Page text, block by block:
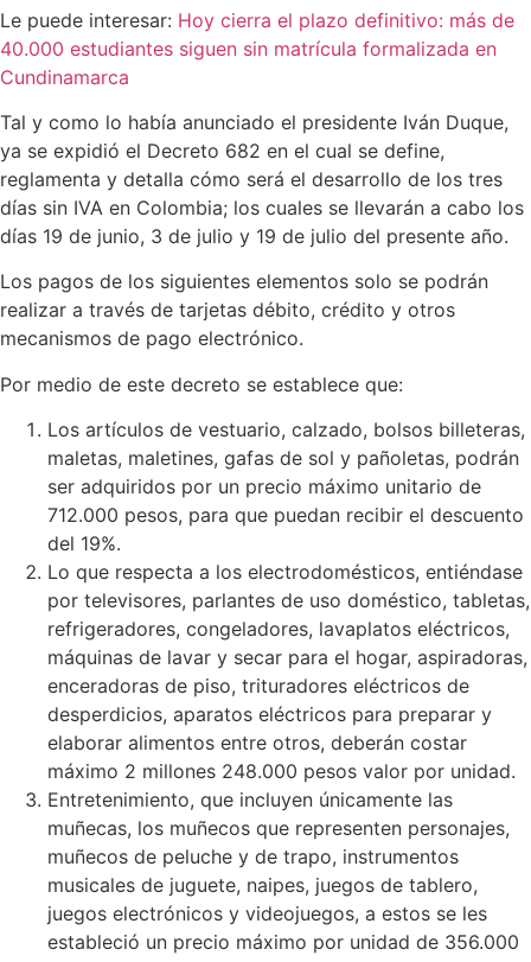
Le puede interesar: Hoy cierra el plazo definitivo: más de
40.000 estudiantes siguen sin matrícula formalizada en
Cundinamarca
Tal y como lo había anunciado el presidente Iván Duque,
ya se expidió el Decreto 682 en el cual se define,
reglamenta y detalla cómo será el desarrollo de los tres
días sin IVA en Colombia; los cuales se llevarán a cabo los
días 19 de junio, 3 de julio y 19 de julio del presente año.
Los pagos de los siguientes elementos solo se podrán
realizar a través de tarjetas débito, crédito y otros
mecanismos de pago electrónico.
Por medio de este decreto se establece que:
Los artículos de vestuario, calzado, bolsos billeteras,
maletas, maletines, gafas de sol y pañoletas, podrán
ser adquiridos por un precio máximo unitario de
712.000 pesos, para que puedan recibir el descuento
del 19%.
Lo que respecta a los electrodomésticos, entiéndase
por televisores, parlantes de uso doméstico, tabletas,
refrigeradores, congeladores, lavaplatos eléctricos,
máquinas de lavar y secar para el hogar, aspiradoras,
enceradoras de piso, trituradores eléctricos de
desperdicios, aparatos eléctricos para preparar y
elaborar alimentos entre otros, deberán costar
máximo 2 millones 248.000 pesos valor por unidad.
Entretenimiento, que incluyen únicamente las
muñecas, los muñecos que representen personajes,
muñecos de peluche y de trapo, instrumentos
musicales de juguete, naipes, juegos de tablero,
juegos electrónicos y videojuegos, a estos se les
estableció un precio máximo por unidad de 356.000